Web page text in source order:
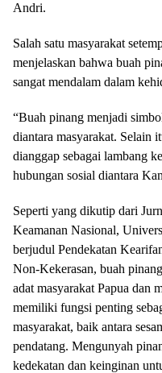
Andri.
Salah satu masyarakat
menjelaskan bahwa buah
sangat mendalam dalam
“Buah pinang menjadi
diantara masyarakat. Selain
dianggap sebagai lambang
hubungan sosial diantara
Seperti yang dikutip dari
Keamanan Nasional,
berjudul Pendekatan
Non-Kekerasan, buah
adat masyarakat Papua dan
memiliki fungsi penting
masyarakat, baik antara
pendatang. Mengunyah
kedekatan dan keinginan